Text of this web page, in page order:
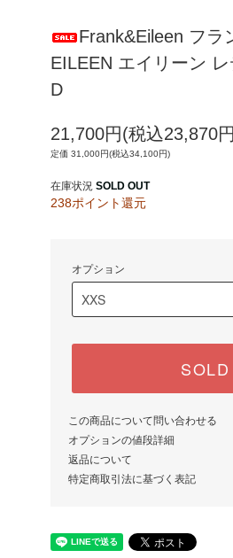
Frank&Eileen フラ
EILEEN エイリーン
D
21,700円(税込23,870
定価 31,000円(税込34,100円)
在庫状況 SOLD OUT
238ポイント還元
オプション
この商品について問い合わせる
オプションの値段詳細
返品について
特定商取引法に基づく表記